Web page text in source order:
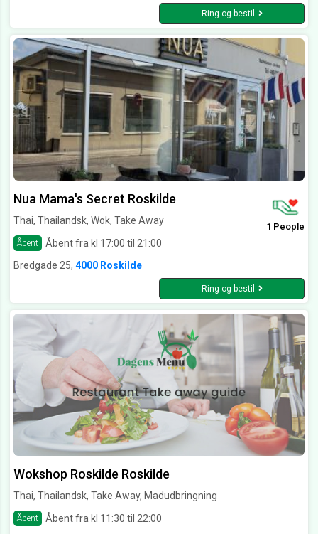
Ring og bestil
Nua Mama's Secret Roskilde
Thai, Thailandsk, Wok, Take Away
Åbent Åbent fra kl 17:00 til 21:00
1 People
Bredgade 25, 4000 Roskilde
Ring og bestil
Wokshop Roskilde Roskilde
Thai, Thailandsk, Take Away, Madudbringning
Åbent
Åbent fra kl 11:30 til 22:00